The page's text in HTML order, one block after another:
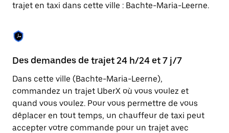
trajet en taxi dans cette ville : Bachte-Maria-Leerne.
Des demandes de trajet 24 h/24 et 7 j/7
Dans cette ville (Bachte-Maria-Leerne),
commandez un trajet UberX où vous voulez et
quand vous voulez. Pour vous permettre de vous
déplacer en tout temps, un chauffeur de taxi peut
accepter votre commande pour un trajet avec